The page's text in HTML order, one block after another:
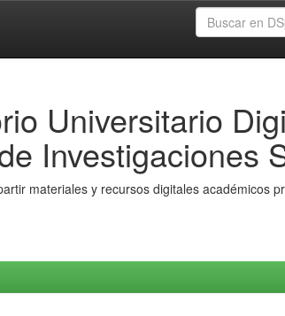
Universitario
Investigaciones
materiales y recursos digitales académicos